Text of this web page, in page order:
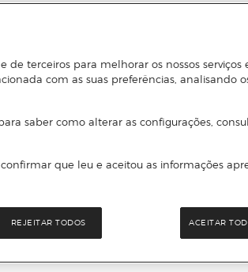
de terceiros para melhorar os nossos serviços
com as suas preferências, analisando
saber como alterar as configurações,
que leu e aceitou as informações
REJEITAR TODOS ACEITAR